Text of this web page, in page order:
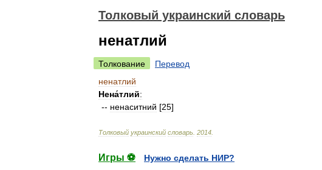
Толковый украинский словарь
ненатлий
Толкование
Перевод
ненатлий
Нена́тлий:
-- ненаситний [25]
Толковый украинский словарь 2014
Игры ⚽
Нужно сделать НИР?